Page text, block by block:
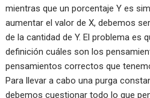
mientras que un porcentaje Y es
aumentar el valor de X, debemos
de la cantidad de Y. El problema es
definición cuáles son los
pensamientos correctos que
Para llevar a cabo una purga
debemos cuestionar todo lo que